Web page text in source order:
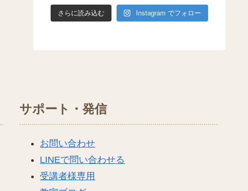
さらに読み込む Instagram でフォロー
サポート・発信
お問い合わせ
LINEで問い合わせる
受講者様専用